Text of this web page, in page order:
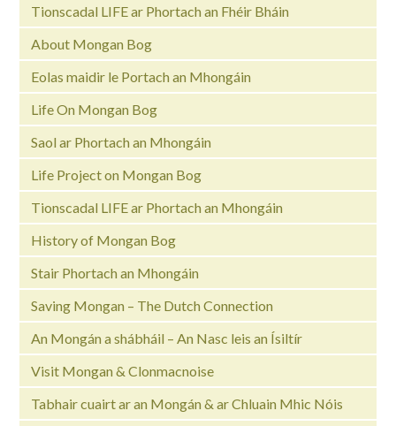
Tionscadal LIFE ar Phortach an Fhéir Bháin
About Mongan Bog
Eolas maidir le Portach an Mhongáin
Life On Mongan Bog
Saol ar Phortach an Mhongáin
Life Project on Mongan Bog
Tionscadal LIFE ar Phortach an Mhongáin
History of Mongan Bog
Stair Phortach an Mhongáin
Saving Mongan – The Dutch Connection
An Mongán a shábháil – An Nasc leis an Ísiltír
Visit Mongan & Clonmacnoise
Tabhair cuairt ar an Mongán & ar Chluain Mhic Nóis